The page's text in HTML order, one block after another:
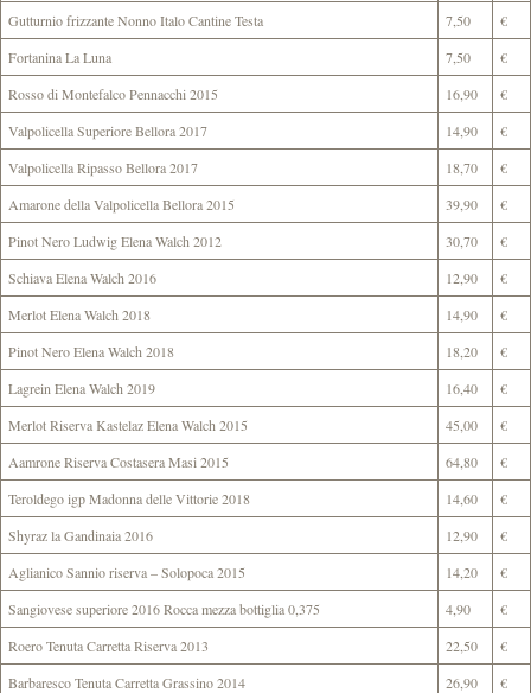
Gutturnio frizzante Nonno Italo Cantine Testa
7,50
€
Fortanina La Luna
7,50
€
Rosso di Montefalco Pennacchi 2015
16,90
€
Valpolicella Superiore Bellora 2017
14,90
€
Valpolicella Ripasso Bellora 2017
18,70
€
Amarone della Valpolicella Bellora 2015
39,90
€
Pinot Nero Ludwig Elena Walch 2012
30,70
€
Schiava Elena Walch 2016
12,90
€
Merlot Elena Walch 2018
14,90
€
Pinot Nero Elena Walch 2018
18,20
€
Lagrein Elena Walch 2019
16,40
€
Merlot Riserva Kastelaz Elena Walch 2015
45,00
€
Aamrone Riserva Costasera Masi 2015
64,80
€
Teroldego igp Madonna delle Vittorie 2018
14,60
€
Shyraz la Gandinaia 2016
12,90
€
Aglianico Sannio riserva – Solopoca 2015
14,20
€
Sangiovese superiore 2016 Rocca mezza bottiglia 0,375
4,90
€
Roero Tenuta Carretta Riserva 2013
22,50
€
Barbaresco Tenuta Carretta Grassino 2014
26,90
€